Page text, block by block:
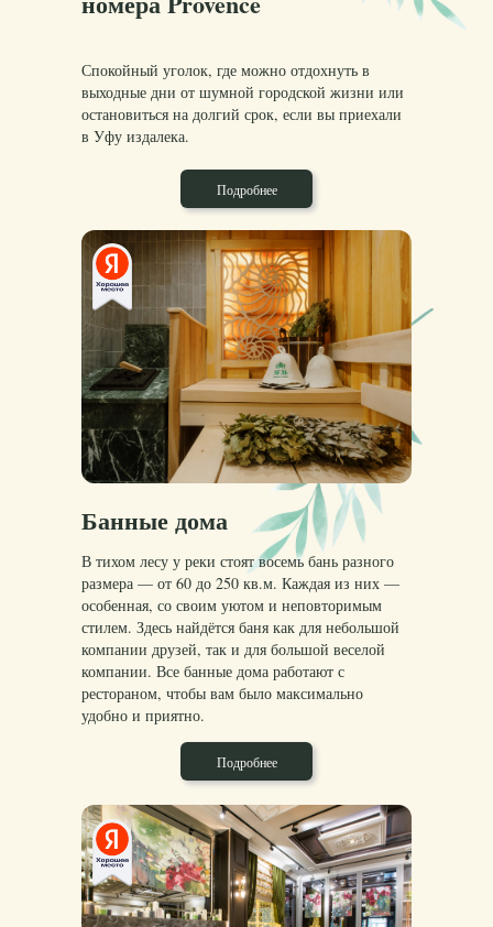
Спокойный уголок, где можно отдохнуть в
выходные дни от шумной городской жизни или
остановиться на долгий срок, если вы приехали
в Уфу издалека.
Подробнее
Банные дома
В тихом лесу у реки стоят восемь бань разного
размера — от 60 до 250 кв.м. Каждая из них —
особенная, со своим уютом и неповторимым
стилем. Здесь найдётся баня как для небольшой
компании друзей, так и для большой веселой
компании. Все банные дома работают с
рестораном, чтобы вам было максимально
удобно и приятно.
Подробнее